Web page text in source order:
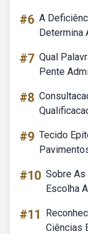
#6 A
Determina
#7 Qual
Pente
#8
#9 Tecido
#10 Sobre
Escolha
#11
Ciências